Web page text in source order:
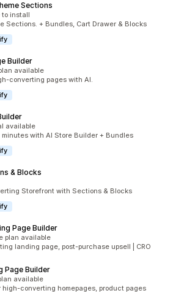
Sections
2718
to install
Sections. + Bundles, Cart Drawer & Blocks
Builder
858
available
converting pages with AI.
51
available
minutes with AI Store Builder + Bundles
& Blocks
270
Storefront with Sections & Blocks
Page Builder
3969
plan available
landing page, post-purchase upsell | CRO
Page Builder
292
available
high-converting homepages, product pages